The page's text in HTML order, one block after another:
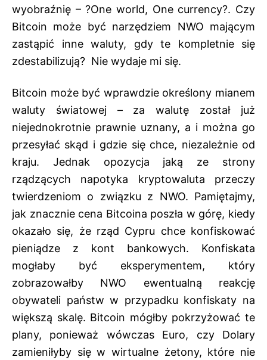
wyobraźnię – ?One world, One currency?. Czy
Bitcoin może być narzędziem NWO mającym
zastąpić inne waluty, gdy te kompletnie się
zdestabilizują? Nie wydaje mi się.
Bitcoin może być wprawdzie określony mianem
waluty światowej – za walutę został już
niejednokrotnie prawnie uznany, a i można go
przesyłać skąd i gdzie się chce, niezależnie od
kraju. Jednak opozycja jaką ze strony
rządzących napotyka kryptowaluta przeczy
twierdzeniom o związku z NWO. Pamiętajmy,
jak znacznie cena Bitcoina poszła w górę, kiedy
okazało się, że rząd Cypru chce konfiskować
pieniądze z kont bankowych. Konfiskata
mogłaby być eksperymentem, który
zobrazowałby NWO ewentualną reakcję
obywateli państw w przypadku konfiskaty na
większą skalę. Bitcoin mógłby pokrzyżować te
plany, ponieważ wówczas Euro, czy Dolary
zamieniłyby się w wirtualne żetony, które nie